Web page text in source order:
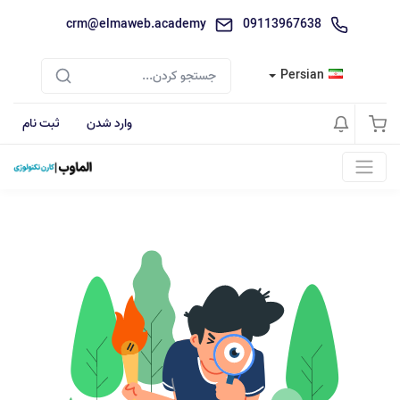
09113967638
crm@elmaweb.academy
Persian
وارد شدن ثبت نام